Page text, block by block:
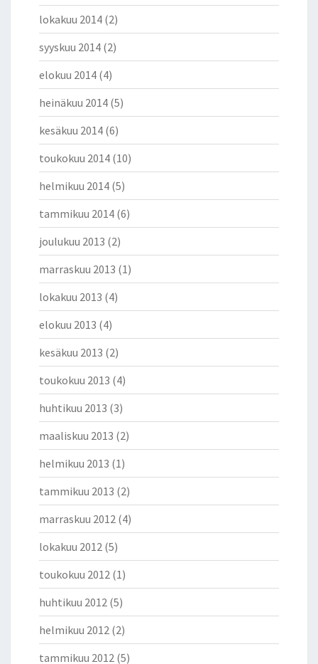
lokakuu 2014 (2)
syyskuu 2014 (2)
elokuu 2014 (4)
heinäkuu 2014 (5)
kesäkuu 2014 (6)
toukokuu 2014 (10)
helmikuu 2014 (5)
tammikuu 2014 (6)
joulukuu 2013 (2)
marraskuu 2013 (1)
lokakuu 2013 (4)
elokuu 2013 (4)
kesäkuu 2013 (2)
toukokuu 2013 (4)
huhtikuu 2013 (3)
maaliskuu 2013 (2)
helmikuu 2013 (1)
tammikuu 2013 (2)
marraskuu 2012 (4)
lokakuu 2012 (5)
toukokuu 2012 (1)
huhtikuu 2012 (5)
helmikuu 2012 (2)
tammikuu 2012 (5)